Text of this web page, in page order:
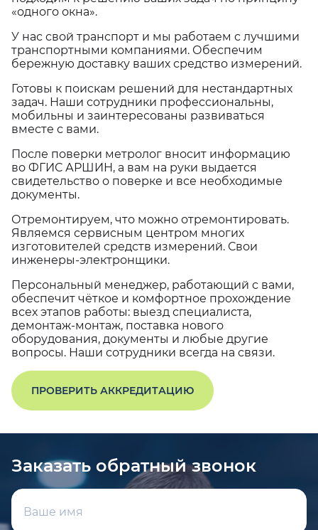
«одного окна».
У нас свой транспорт и мы работаем с лучшими
транспортными компаниями. Обеспечим
бережную доставку ваших средство измерений.
Готовы к поискам решений для нестандартных
задач. Наши сотрудники профессиональны,
мобильны и заинтересованы развиваться
вместе с вами.
После поверки метролог вносит информацию
во ФГИС АРШИН, а вам на руки выдается
свидетельство о поверке и все необходимые
документы.
Отремонтируем, что можно отремонтировать.
Являемся сервисным центром многих
изготовителей средств измерений. Свои
инженеры-электронщики.
Персональный менеджер, работающий с вами,
обеспечит чёткое и комфортное прохождение
всех этапов работы: выезд специалиста,
демонтаж-монтаж, поставка нового
оборудования, документы и любые другие
вопросы. Наши сотрудники всегда на связи.
ПРОВЕРИТЬ АККРЕДИТАЦИЮ
Заказать обратный звонок